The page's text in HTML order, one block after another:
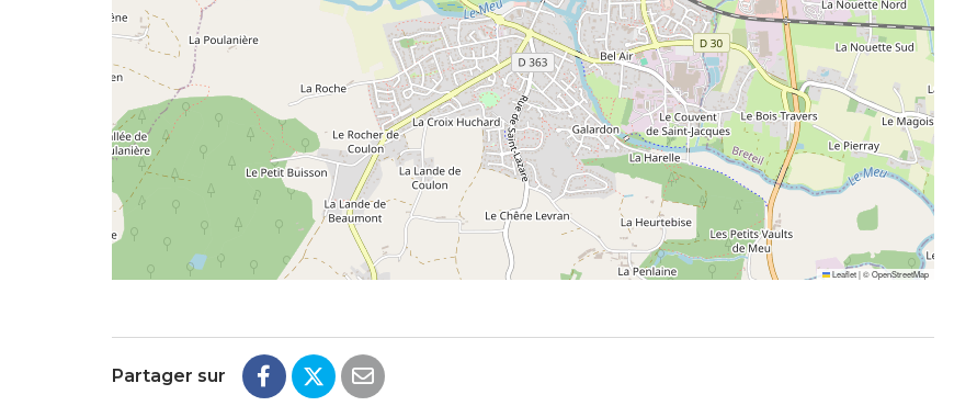
Leaflet|©OpenStreetMap
Partager sur